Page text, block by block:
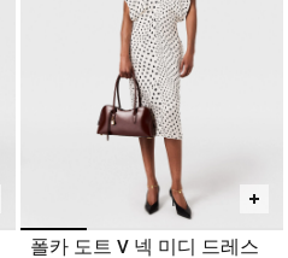
폴카 도트 V 넥 미디 드레스